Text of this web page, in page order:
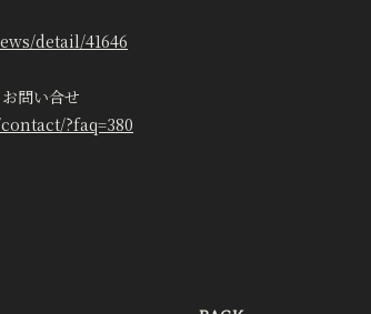
detail/41646
問い合せ
?faq=380